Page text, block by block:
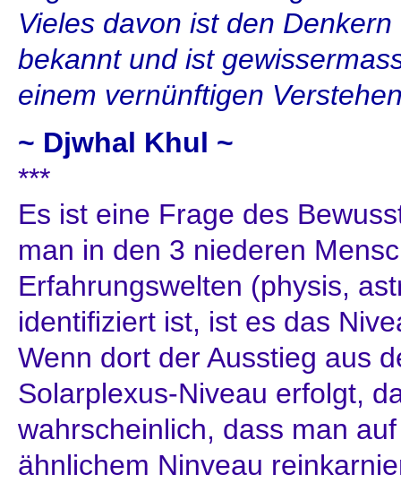
Vieles davon ist den
bekannt und ist
einem vernünftigen
~ Djwhal Khul ~
***
Es ist eine Frage des
man in den 3 niederen
Erfahrungswelten (physis,
identifiziert ist, ist es das
Wenn dort der Ausstieg aus
Solarplexus-Niveau erfolgt,
wahrscheinlich, dass man
ähnlichem Ninveau